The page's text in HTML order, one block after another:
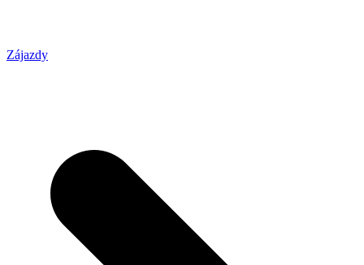
Zájazdy